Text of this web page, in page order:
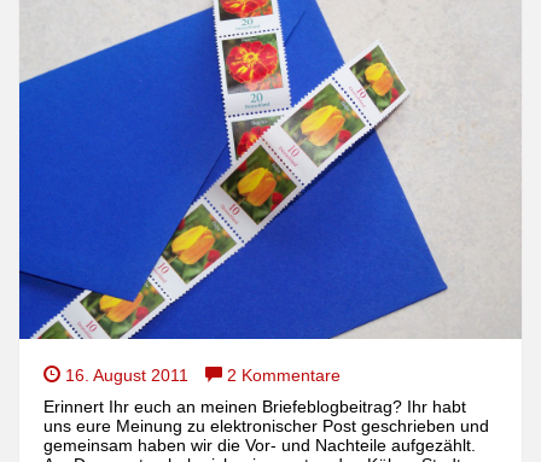
16. August 2011
2 Kommentare
Erinnert Ihr euch an meinen Briefeblogbeitrag? Ihr habt
uns eure Meinung zu elektronischer Post geschrieben und
gemeinsam haben wir die Vor- und Nachteile aufgezählt.